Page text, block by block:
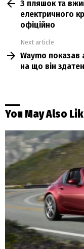
moreЗ пляшок та
електричного
офіційно
Next article
Waymo показав
на що він здатен
You May Also